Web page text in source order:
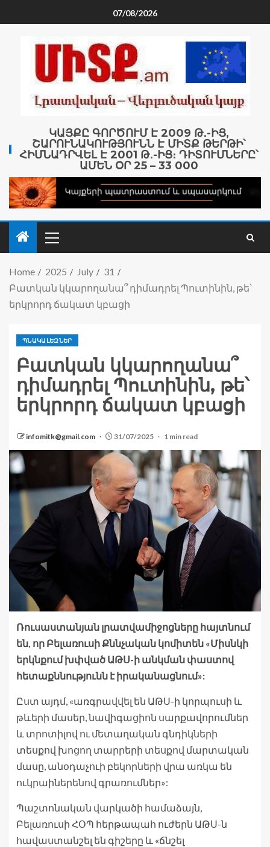
07/08/2026
ԿԱՅՔԸ ԳՈՐԾՈՒՄ Է 2009 Թ․-ԻՑ,
ՇԱՐՈՒՆԱԿՈՒԹՅՈՒՆՆ Է ՄԻՏՔ ԹԵՐԹԻ՝
ՀԻՄՆԱԴՐՎԵԼ Է 2001 Թ․-ԻՑ։ ԴԻՏՈՒՄՆԵՐԸ՝
ԱՄԵՆ ՕՐ 25 – 33 000
Home 2025 July
31
Բատկան կկարողանա՞ դիմադրել Պուտինին, թե՝
երկրորդ ճակատ կբացի
ՊՆԱԿԱԼԵԶՆԵՐ
Բատկան կկարողանա՞
դիմադրել Պուտինին, թե՝
երկրորդ ճակատ կբացի
infomitk@gmail.com 31/07/2025 1 min read
Ռուսաստանյան լրատվամիջոցները հայտնում
են, որ Բելառուսի Քննչական կոմիտեն «Միսնկի
երկնքում խփված ԱԹՍ-ի անկման փաստով
հետաքննությունն է իրականացնում»:
Ըստ այդմ, «առգրավվել են ԱԹՍ-ի կորպուսի և
թևերի մասեր, նավիգացիոն սարքավորումներ
և տրոտիլով ու մետաղական գնդիկների
տեսքով խոցող տարրերի տեսքով մարտական
մասը, անօդաչուի բեկորների վրա առկա են
ուկրաիներենով գրառումներ»:
Պաշտոնական վարկածի համաձայն,
Բելառուսի ՀՕՊ հերթապահ ուժերն ԱԹՍ-ն
հավաստանշել են գիշերը և «ճնշել